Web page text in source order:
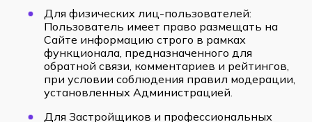
Для физических лиц-пользователей:
Пользователь имеет право размещать на
Сайте информацию строго в рамках
функционала, предназначенного для
обратной связи, комментариев и рейтингов,
при условии соблюдения правил модерации,
установленных Администрацией.
Для Застройщиков и профессиональных